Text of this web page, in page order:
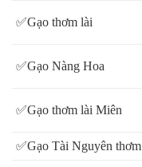
✅Gạo thơm lài
✅Gạo Nàng Hoa
✅Gạo thơm lài Miên
✅Gạo Tài Nguyên thơm